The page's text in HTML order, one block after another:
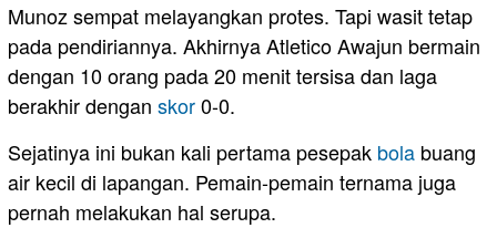
Munoz sempat melayangkan protes. Tapi wasit tetap
pada pendiriannya. Akhirnya Atletico Awajun bermain
dengan 10 orang pada 20 menit tersisa dan laga
berakhir dengan skor0-0.
Sejatinya ini bukan kali pertama pesepak bola buang
air kecil di lapangan. Pemain-pemain ternama juga
pernah melakukan hal serupa.